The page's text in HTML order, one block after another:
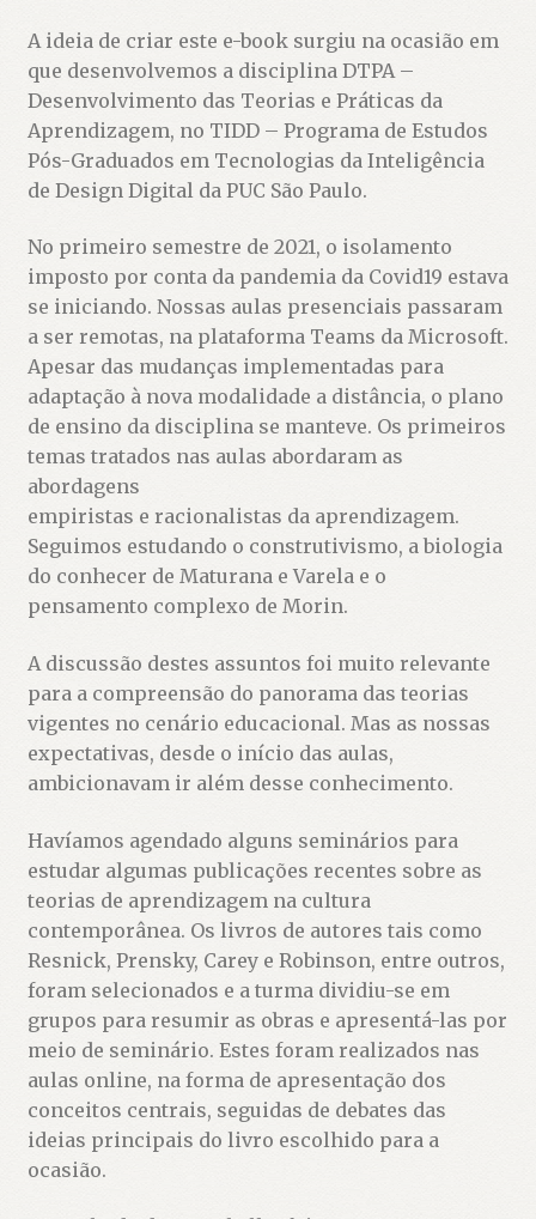
A ideia de criar este e-book surgiu na ocasião em
que desenvolvemos a disciplina DTPA –
Desenvolvimento das Teorias e Práticas da
Aprendizagem, no TIDD – Programa de Estudos
Pós-Graduados em Tecnologias da Inteligência
de Design Digital da PUC São Paulo.
No primeiro semestre de 2021, o isolamento
imposto por conta da pandemia da Covid19 estava
se iniciando. Nossas aulas presenciais passaram
a ser remotas, na plataforma Teams da Microsoft.
Apesar das mudanças implementadas para
adaptação à nova modalidade a distância, o plano
de ensino da disciplina se manteve. Os primeiros
temas tratados nas aulas abordaram as
abordagens
empiristas e racionalistas da aprendizagem.
Seguimos estudando o construtivismo, a biologia
do conhecer de Maturana e Varela e o
pensamento complexo de Morin.
A discussão destes assuntos foi muito relevante
para a compreensão do panorama das teorias
vigentes no cenário educacional. Mas as nossas
expectativas, desde o início das aulas,
ambicionavam ir além desse conhecimento.
Havíamos agendado alguns seminários para
estudar algumas publicações recentes sobre as
teorias de aprendizagem na cultura
contemporânea. Os livros de autores tais como
Resnick, Prensky, Carey e Robinson, entre outros,
foram selecionados e a turma dividiu-se em
grupos para resumir as obras e apresentá-las por
meio de seminário. Estes foram realizados nas
aulas online, na forma de apresentação dos
conceitos centrais, seguidas de debates das
ideias principais do livro escolhido para a
ocasião.